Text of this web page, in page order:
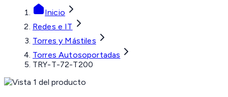
Inicio
Redes e IT
Torres y Mástiles
Torres Autosoportadas
TRY-T-72-T200